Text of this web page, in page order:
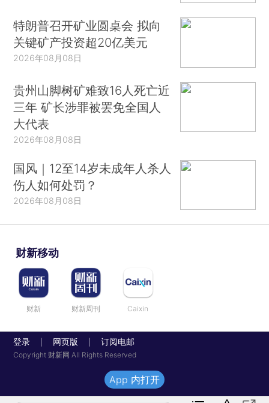
特朗普召开矿业圆桌会 拟向
关键矿产投资超20亿美元
2026年08月08日
贵州山脚树矿难致16人死亡近
三年 矿长涉罪被罢免全国人
大代表
2026年08月08日
国风｜12至14岁未成年人杀人
伤人如何处罚？
2026年08月08日
财新移动
财新 财新周刊 Caixin
登录 网页版 订阅电邮
Copyright 财新网 All Rights Reserved
App 内打开